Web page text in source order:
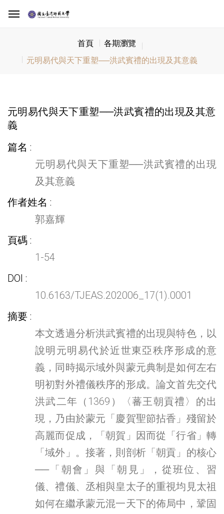
首頁
各期瀏覽
元明易代與天下重塑──洪武賓禮的出現及其意義
元明易代與天下重塑──洪武賓禮的出現及其意
義
篇名
元明易代與天下重塑──洪武賓禮的出現
及其意義
作者姓名
郭嘉輝
頁碼
1-54
DOI
10.6163/TJEAS.202006_17(1).0001
摘要
本文透過分析洪武賓禮的出現與特色，以
說明元明易代於近世東亞秩序形成的意
義，同時揭示域外與蒙元典制是如何左右
明初對外禮儀秩序的形成。論文首先交代
洪武二年（1369）〈蕃王朝貢禮〉的出
現，乃由於蒙元「慶賀聖節拈香」殘留於
高麗而促成，「朝賀」因而從「行省」轉
「域外」。接著，則剖析「朝貢」的核心
──「朝會」與「朝見」，從班位、習
儀、禮儀、丞相與皇太子的重視均見太祖
如何在繼承蒙元混一天下的佈局中，鞏固